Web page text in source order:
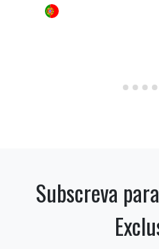
Subscreva